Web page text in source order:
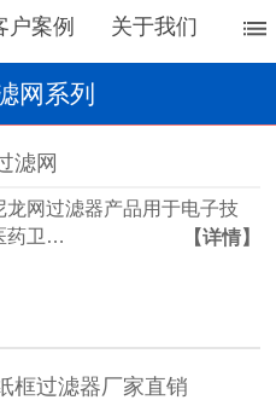
户案例 关于我们
网系列
滤网
龙网过滤器产品用于电子技
药卫…
【详情】
框过滤器厂家直销